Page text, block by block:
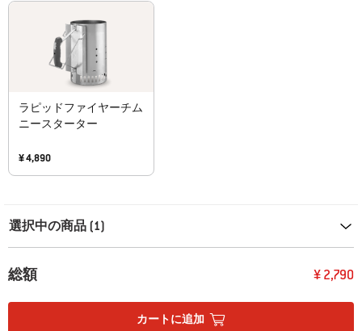
ラピッドファイヤーチム
ニースターター
¥ 4,890
選択中の商品 (1)
総額 ¥ 2,790
カートに追加